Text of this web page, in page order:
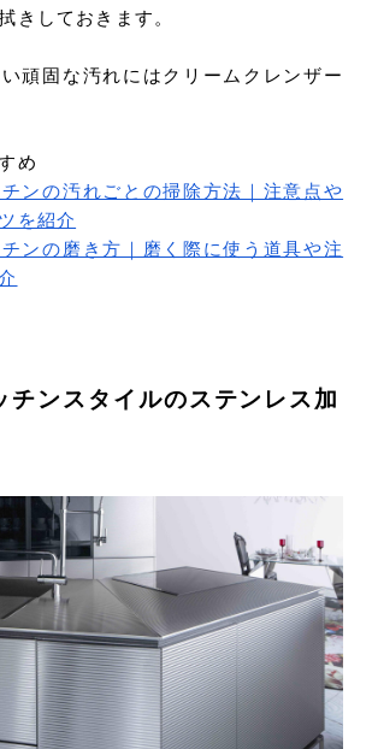
きしておきます。
頑固な汚れにはクリームクレンザー
め
ンの汚れごとの掃除方法｜注意点や
を紹介
ンの磨き方｜磨く際に使う道具や注
チンスタイルのステンレス加